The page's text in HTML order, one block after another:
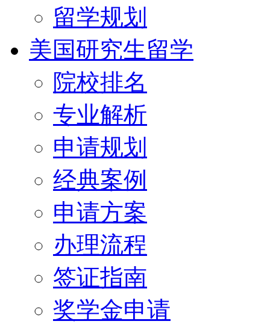
留学规划
美国研究生留学
院校排名
专业解析
申请规划
经典案例
申请方案
办理流程
签证指南
奖学金申请